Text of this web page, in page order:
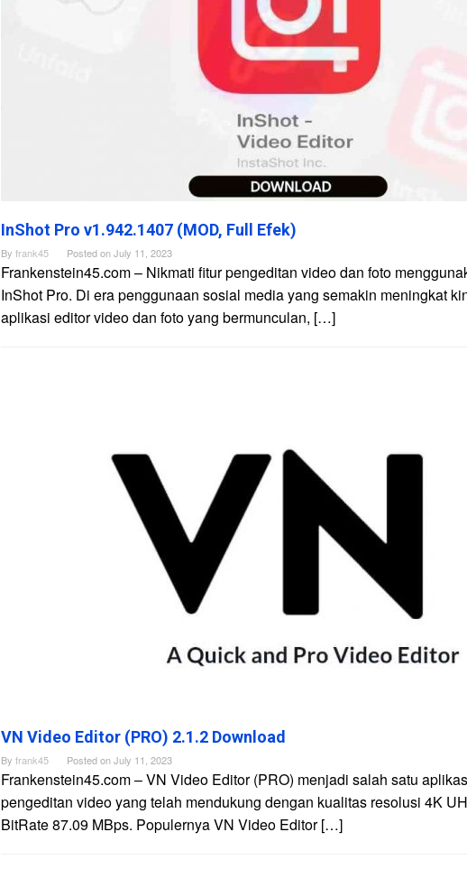
InShot Pro v1.942.1407 (MOD, Full Efek)
By frank45 Posted onJuly 11, 2023
Frankenstein45.com – Nikmati fitur pengeditan video dan foto
InShot Pro. Di era penggunaan sosial media yang semakin meningkat
aplikasi editor video dan foto yang bermunculan, […]
VN Video Editor (PRO) 2.1.2 Download
By frank45 Posted onJuly 11, 2023
Frankenstein45.com – VN Video Editor (PRO) menjadi salah satu
pengeditan video yang telah mendukung dengan kualitas resolusi 4K
BitRate 87.09 MBps. Populernya VN Video Editor […]